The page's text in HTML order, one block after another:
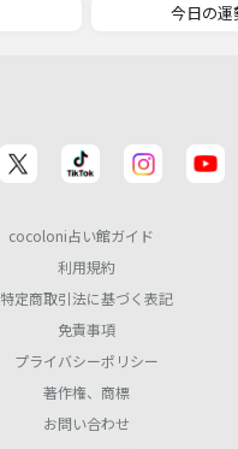
今日の運
cocoloni占い館ガイド
利用規約
特定商取引法に基づく表記
免責事項
プライバシーポリシー
著作権、商標
お問い合わせ